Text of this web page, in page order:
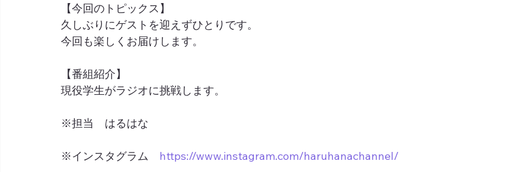
【今回のトピックス】
久しぶりにゲストを迎えずひとりです。
今回も楽しくお届けします。
【番組紹介】
現役学生がラジオに挑戦します。
※担当　はるはな
※インスタグラム https://www.instagram.com/haruhanachannel/